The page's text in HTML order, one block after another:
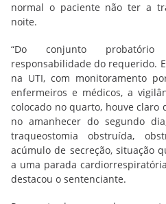
normal o paciente não ter a
noite.
“Do conjunto
responsabilidade do requerido.
na UTI, com monitoramento
enfermeiros e médicos, a
colocado no quarto, houve claro
no amanhecer do segundo
traqueostomia obstruída,
acúmulo de secreção, situação
a uma parada
destacou o sentenciante.